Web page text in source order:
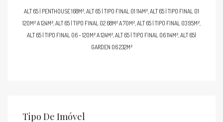
ALT 65 | PENTHOUSE 168M², ALT 65 | TIPO FINAL 01 114M², ALT 65 | TIPO FINAL 01
120M² A 124M², ALT 65 | TIPO FINAL 02 68M² A 70M², ALT 65 | TIPO FINAL 03 95M²,
ALT 65 | TIPO FINAL 06 - 120M² A 124M², ALT 65 | TIPO FINAL 06 114M², ALT 65|
GARDEN 06 232M²
Tipo De Imóvel